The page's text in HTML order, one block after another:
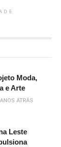
Moda,
e Arte
ATRÁS
Leste